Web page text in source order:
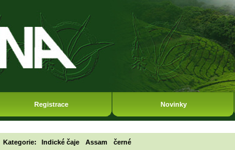
Registrace Novinky
Kategorie: Indické čaje Assam černé